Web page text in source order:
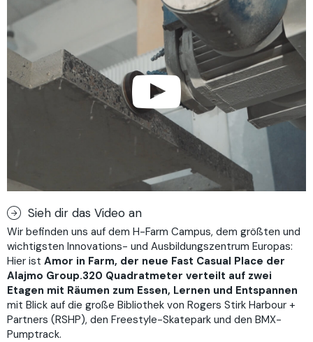
Sieh dir das Video an
Wir befinden uns auf dem H-Farm Campus, dem größten und
wichtigsten Innovations- und Ausbildungszentrum Europas:
Hier ist Amor in Farm, der neue Fast Casual Place der
Alajmo Group.320 Quadratmeter verteilt auf zwei
Etagen mit Räumen zum Essen, Lernen und Entspannen
mit Blick auf die große Bibliothek von Rogers Stirk Harbour +
Partners (RSHP), den Freestyle-Skatepark und den BMX-
Pumptrack.